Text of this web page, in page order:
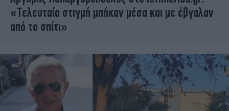
«Τελευταία στιγμή μπήκαν μέσα και με έβγαλαν
από το σπίτι»